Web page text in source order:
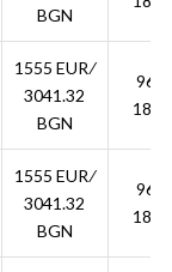
BGN
1555 EUR ∕
3041.32
BGN
1555 EUR ∕
3041.32
BGN